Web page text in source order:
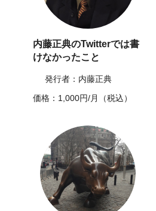
内藤正典のTwitterでは書
けなかったこと
発行者：内藤正典
価格：1,000円/月（税込）